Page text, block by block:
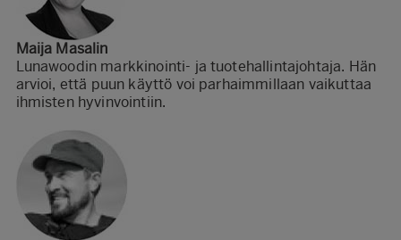
Maija Masalin
Lunawoodin markkinointi- ja tuotehallintajohtaja. Hän
arvioi, että puun käyttö voi parhaimmillaan vaikuttaa
ihmisten hyvinvointiin.